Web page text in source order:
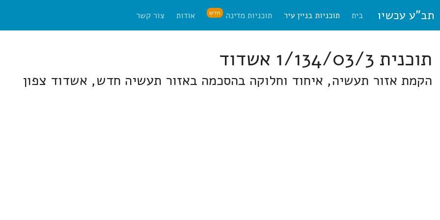
תב"ע עכשיו בית תוכניות בניין עיר תוכניות מדינה חדש אודות צור קשר
תוכנית 1/134/03/3 אשדוד
הקמת אזור תעשיה, איחוד וחלוקה בהסכמה באזור תעשיה חדש, אשדוד צפון